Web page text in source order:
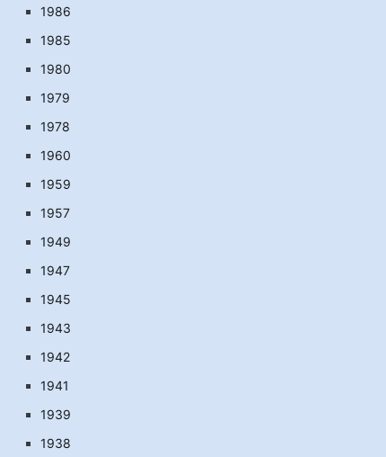
1986
1985
1980
1979
1978
1960
1959
1957
1949
1947
1945
1943
1942
1941
1939
1938